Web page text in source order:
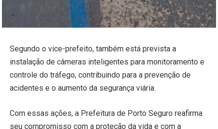
Segundo o vice-prefeito, também está prevista a
instalação de câmeras inteligentes para monitoramento e
controle do tráfego, contribuindo para a prevenção de
acidentes e o aumento da segurança viária.
Com essas ações, a Prefeitura de Porto Seguro reafirma
seu compromisso com a proteção da vida e com a